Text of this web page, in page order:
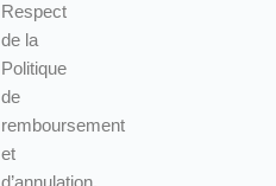
Respect
de la
Politique
de
remboursement
et